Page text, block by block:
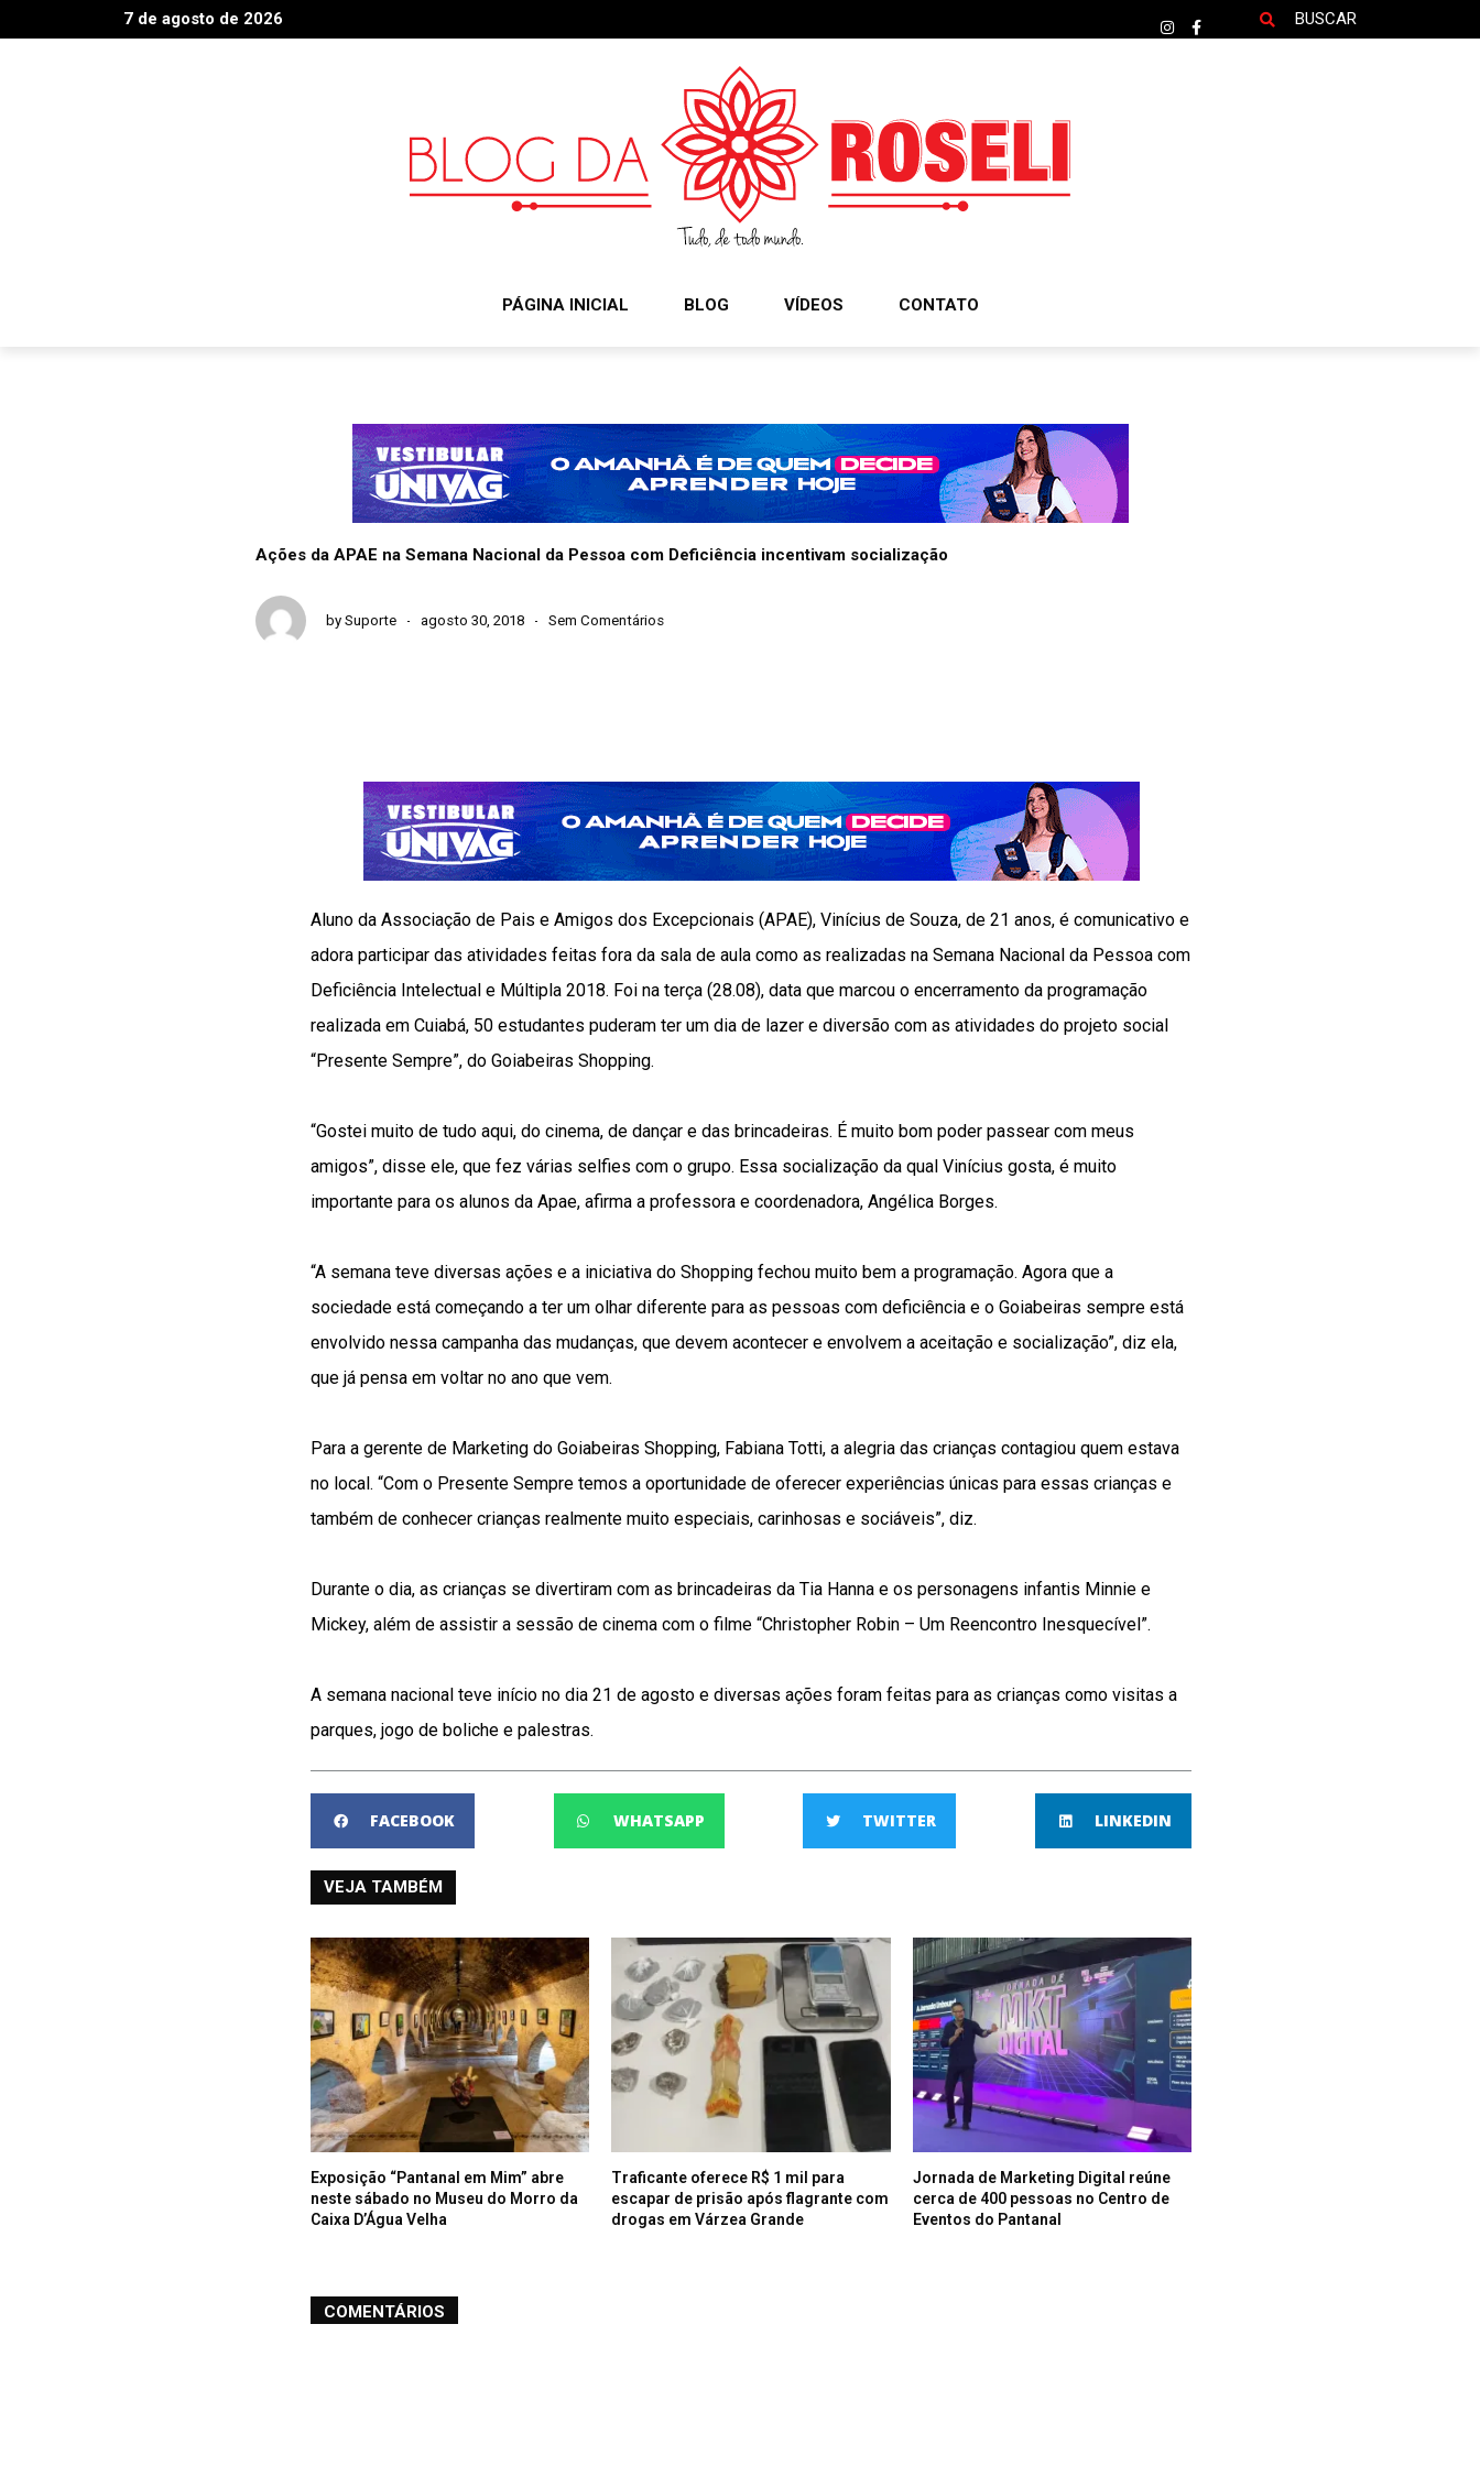
7 de agosto de 2026 BUSCAR
PÁGINA INICIAL BLOG VÍDEOS CONTATO
Ações da APAE na Semana Nacional da Pessoa com Deficiência incentivam socialização
by Suporte agosto 30, 2018 Sem Comentários
Aluno da Associação de Pais e Amigos dos Excepcionais (APAE), Vinícius de Souza, de 21 anos, é comunicativo e
adora participar das atividades feitas fora da sala de aula como as realizadas na Semana Nacional da Pessoa com
Deficiência Intelectual e Múltipla 2018. Foi na terça (28.08), data que marcou o encerramento da programação
realizada em Cuiabá, 50 estudantes puderam ter um dia de lazer e diversão com as atividades do projeto social
“Presente Sempre”, do Goiabeiras Shopping.
“Gostei muito de tudo aqui, do cinema, de dançar e das brincadeiras. É muito bom poder passear com meus
amigos”, disse ele, que fez várias selfies com o grupo. Essa socialização da qual Vinícius gosta, é muito
importante para os alunos da Apae, afirma a professora e coordenadora, Angélica Borges.
“A semana teve diversas ações e a iniciativa do Shopping fechou muito bem a programação. Agora que a
sociedade está começando a ter um olhar diferente para as pessoas com deficiência e o Goiabeiras sempre está
envolvido nessa campanha das mudanças, que devem acontecer e envolvem a aceitação e socialização”, diz ela,
que já pensa em voltar no ano que vem.
Para a gerente de Marketing do Goiabeiras Shopping, Fabiana Totti, a alegria das crianças contagiou quem estava
no local. “Com o Presente Sempre temos a oportunidade de oferecer experiências únicas para essas crianças e
também de conhecer crianças realmente muito especiais, carinhosas e sociáveis”, diz.
Durante o dia, as crianças se divertiram com as brincadeiras da Tia Hanna e os personagens infantis Minnie e
Mickey, além de assistir a sessão de cinema com o filme “Christopher Robin – Um Reencontro Inesquecível”.
A semana nacional teve início no dia 21 de agosto e diversas ações foram feitas para as crianças como visitas a
parques, jogo de boliche e palestras.
FACEBOOK WHATSAPP TWITTER LINKEDIN
VEJA TAMBÉM
Exposição “Pantanal em Mim” abre
neste sábado no Museu do Morro da
Caixa D’Água Velha
Traficante oferece R$ 1 mil para
escapar de prisão após flagrante com
drogas em Várzea Grande
Jornada de Marketing Digital reúne
cerca de 400 pessoas no Centro de
Eventos do Pantanal
COMENTÁRIOS